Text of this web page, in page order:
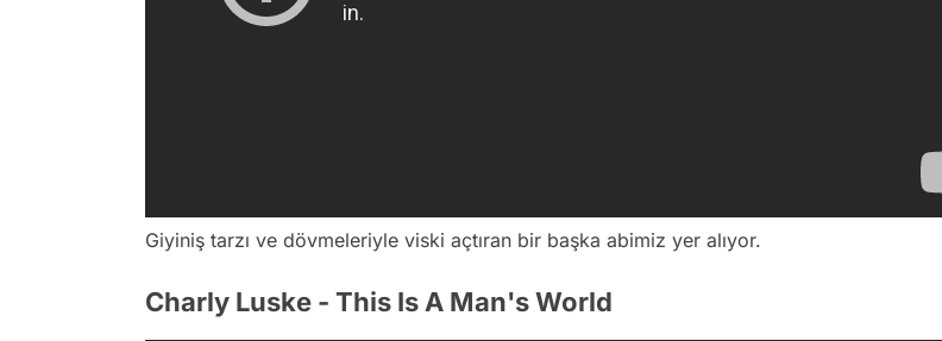
Giyiniş tarzı ve dövmeleriyle viski açtıran bir başka abimiz yer alıyor.
Charly Luske - This Is A Man's World